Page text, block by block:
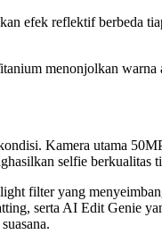
efek reflektif berbeda
menonjolkan warna
Kamera utama
selfie berkualitas
filter yang
serta AI Edit Genie